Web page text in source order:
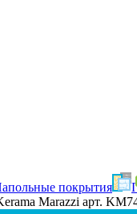
покрытия
Marazzi арт.